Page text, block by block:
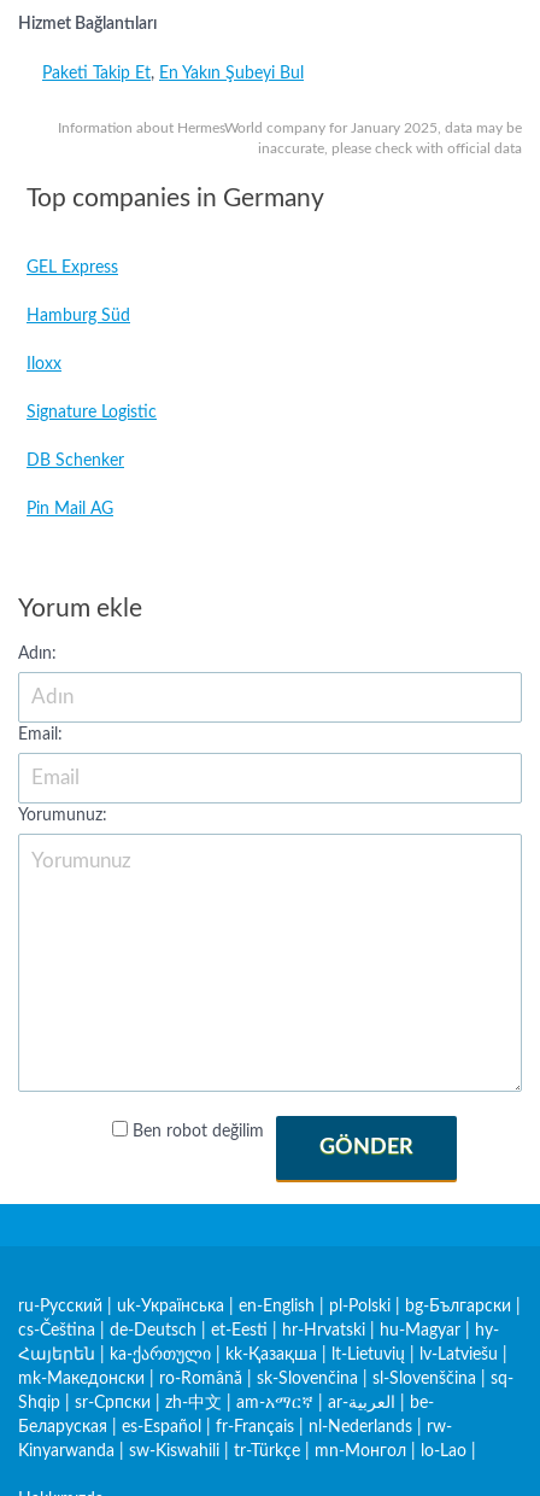
Information about HermesWorld company for January 2025, data may be
inaccurate, please check with official data
Hizmet Bağlantıları
Paketi Takip Et, En Yakın Şubeyi Bul
Top companies in Germany
GEL Express
Hamburg Süd
Iloxx
Signature Logistic
DB Schenker
Pin Mail AG
Yorum ekle
Adın:
Email:
Yorumunuz:
Ben robot değilim
GÖNDER
ru-Русский uk-Українська en-English pl-Polski bg-Български
cs-Čeština
de-Deutsch et-Eesti hr-Hrvatski hu-Magyar
hy-
Հայերեն
ka-ქართული kk-Қазақша lt-Lietuvių lv-Latviešu
mk-Македонски
ro-Română sk-Slovenčina sl-Slovenščina
sq-
Shqip
sr-Српски zh-中文 am-አማርኛ ar-العربية
be-
Беларуская
es-Español fr-Français nl-Nederlands
rw-
Kinyarwanda
sw-Kiswahili tr-Türkçe mn-Монгол lo-Lao